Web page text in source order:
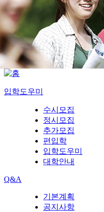
입학도우미
수시모집
정시모집
추가모집
편입학
입학도우미
대학안내
Q&A
기본계획
공지사항